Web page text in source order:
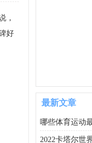
，
好
最新文章
哪些体育运动
2022卡塔尔世